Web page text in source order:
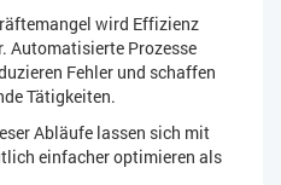
wird Effizienz
Automatisierte Prozesse
Fehler und schaffen
Tätigkeiten.
Abläufe lassen sich mit
einfacher optimieren als